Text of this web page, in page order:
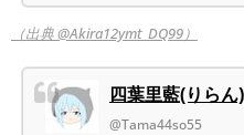
（出典 @Akira12ymt_DQ99）
四葉里藍(りらん)
@Tama44so55